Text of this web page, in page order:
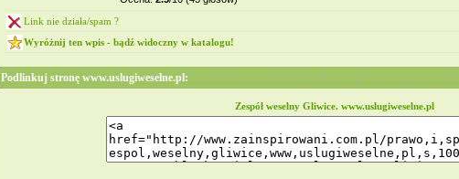
Link nie działa/spam ?
Wyróżnij ten wpis - bądź widoczny w katalogu!
Podlinkuj stronę www.uslugiweselne.pl:
Zespół weselny Gliwice. www.uslugiweselne.pl